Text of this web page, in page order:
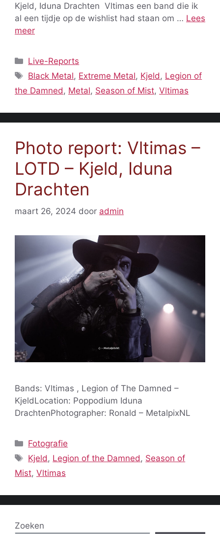
Kjeld, Iduna Drachten Vltimas een band die ik
al een tijdje op de wishlist had staan om … Lees
meer
Categorieën
Live-Reports
Tags
Black Metal, Extreme Metal, Kjeld, Legion of
the Damned, Metal, Season of Mist, Vltimas
Photo report: Vltimas –
LOTD – Kjeld, Iduna
Drachten
maart 26, 2024 door admin
Bands: Vltimas , Legion of The Damned –
KjeldLocation: Poppodium Iduna
DrachtenPhotographer: Ronald – MetalpixNL
Categorieën
Fotografie
Tags
Kjeld, Legion of the Damned, Season of
Mist, Vltimas
Zoeken